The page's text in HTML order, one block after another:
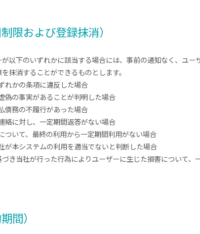
限および登録抹消）
以下のいずれかに該当する場合には、事前の通知なく、ユ
抹消することができるものとします。
れかの条項に違反した場合
偽の事実があることが判明した場合
債務の不履行があった場合
絡に対し、一定期間返答がない場合
ついて、最終の利用から一定期間利用がない場合
が本システムの利用を適当でないと判断した場合
き当社が行った行為によりユーザーに生じた損害について、
間）